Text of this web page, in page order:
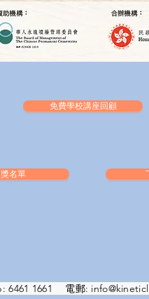
免費學校講座回顧
名單
6461 1661 電郵: